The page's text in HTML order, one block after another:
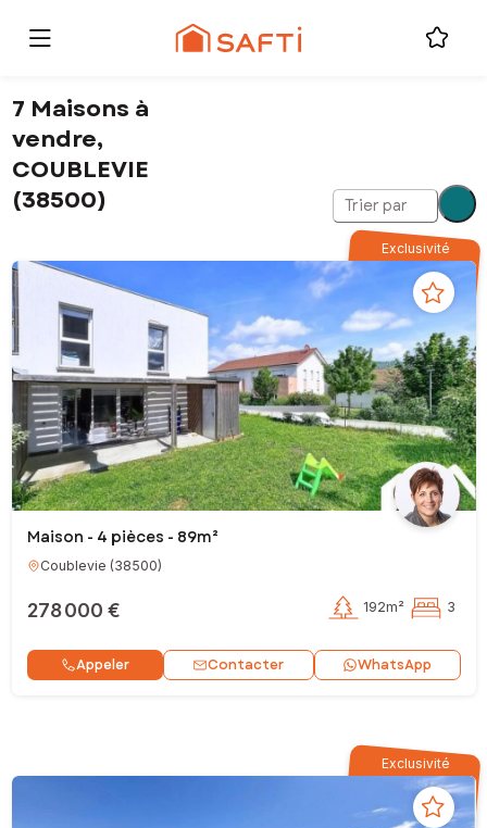
7 Maisons à
vendre,
COUBLEVIE
(38500)
Trier par
Exclusivité
Maison - 4 pièces - 89m²
Coublevie (38500)
278 000 € 192m² 3
Appeler Contacter WhatsApp
Exclusivité